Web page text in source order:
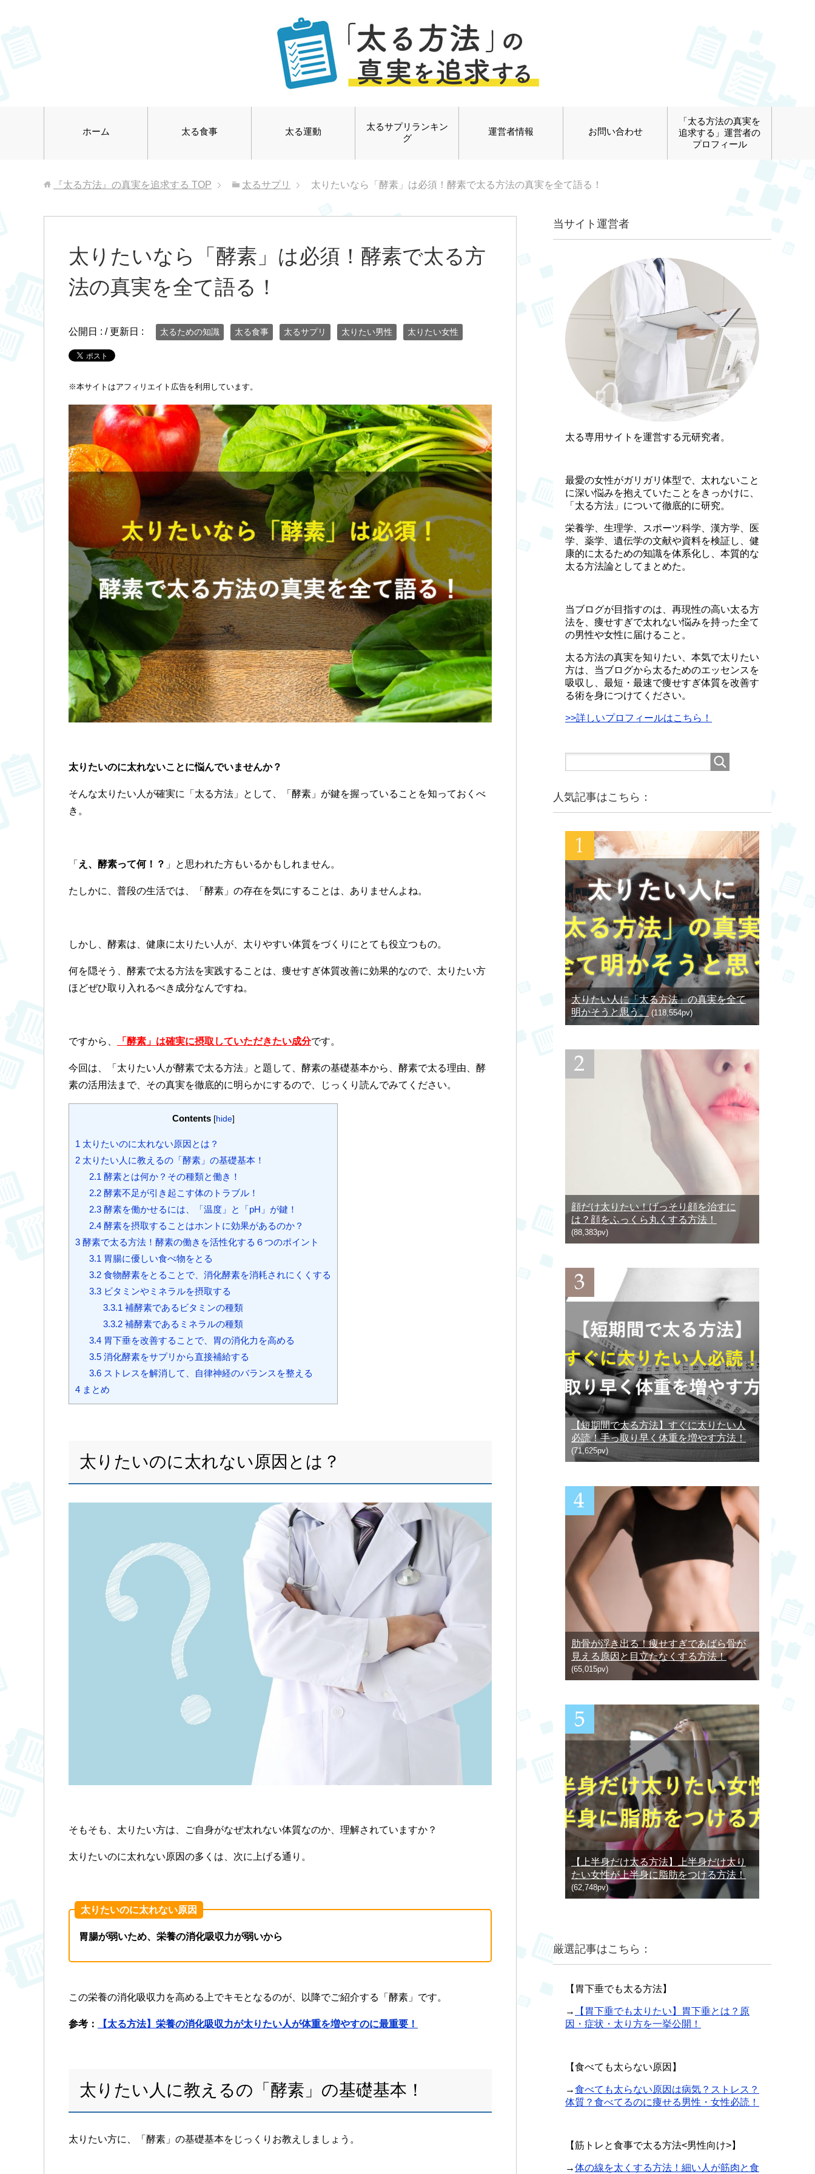
ホーム 太る食事 太る運動
太るサプリランキン
グ
運営者情報 お問い合わせ
「太る方法の真実を
追求する」運営者の
プロフィール
『太る方法』の真実を追求する TOP 太るサプリ 太りたいなら「酵素」は必須！酵素で太る方法の真実を全て語る！
太りたいなら「酵素」は必須！酵素で太る方
法の真実を全て語る！
公開日 : / 更新日 : 太るための知識 太る食事 太るサプリ 太りたい男性 太りたい女性
※本サイトはアフィリエイト広告を利用しています。
太りたいのに太れないことに悩んでいませんか？
そんな太りたい人が確実に「太る方法」として、「酵素」が鍵を握っている ことを知っておくべ
き。
「 え、酵素って何！？ 」と思われた方もいるかもしれません。
たしかに、普段の生活では、「酵素」の存在を気にすることは、ありませんよね。
しかし、酵素は、健康に太りたい人が、太りやすい体質をづくりにとても役立つもの。
何を隠そう、酵素で太る方法を実践することは、痩せすぎ体質改善に効果的なので、太りたい方
ほどぜひ取り入れるべき成分なんですね。
ですから、 「酵素」は確実に摂取していただきたい成分です。
今回は、「太りたい人が酵素で太る方法」と題して、酵素の基礎基本から、酵素で太る理由、酵
素の活用法まで、その真実を徹底的に明らかにするので、じっくり読んでみてください。
Contents [hide]
1 太りたいのに太れない原因とは？
2 太りたい人に教えるの「酵素」の基礎基本！
2.1 酵素とは何か？その種類と働き！
2.2酵素不足が引き起こす体のトラブル！
2.3酵素を働かせるには、「温度」と「pH」が鍵！
2.4酵素を摂取することはホントに効果があるのか？
3 酵素で太る方法！酵素の働きを活性化する６つのポイント
3.1 胃腸に優しい食べ物をとる
3.2食物酵素をとることで、消化酵素を消耗されにくくする
3.3ビタミンやミネラルを摂取する
3.3.1 補酵素であるビタミンの種類
3.3.2補酵素であるミネラルの種類
3.4胃下垂を改善することで、胃の消化力を高める
3.5消化酵素をサプリから直接補給する
3.6ストレスを解消して、自律神経のバランスを整える
4 まとめ
太りたいのに太れない原因とは？
そもそも、太りたい方は、ご自身がなぜ太れない体質なのか、理解されていますか？
太りたいのに太れない原因の多くは、次に上げる通り。
太りたいのに太れない原因
胃腸が弱いため、栄養の消化吸収力が弱いから
この栄養の消化吸収力を高める上でキモとなるのが、以降でご紹介する「酵素」です。
参考： 【太る方法】栄養の消化吸収力が太りたい人が体重を増やすのに最重要！
太りたい人に教えるの「酵素」の基礎基本！
太りたい方に、「酵素」の基礎基本をじっくりお教えしましょう。
当サイト運営者
太る専用サイトを運営する元研究者。
最愛の女性がガリガリ体型で、太れないこと
に深い悩みを抱えていたことをきっかけに、
「太る方法」について徹底的に研究。
栄養学、生理学、スポーツ科学、漢方学、医
学、薬学、遺伝学の文献や資料を検証し、健
康的に太るための知識を体系化し、本質的な
太る方法論としてまとめた。
当ブログが目指すのは、再現性の高い太る方
法を、痩せすぎで太れない悩みを持った全て
の男性や女性に届けること。
太る方法の真実を知りたい、本気で太りたい
方は、当ブログから太るためのエッセンスを
吸収し、最短・最速で痩せすぎ体質を改善す
る術を身につけてください。
>>詳しいプロフィールはこちら！
人気記事はこちら：
太りたい人に「太る方法」の真実を全て
明かそうと思う。 (118,554pv)
顔だけ太りたい！げっそり顔を治すに
は？顔をふっくら丸くする方法！
(88,383pv)
【短期間で太る方法】すぐに太りたい人
必読！手っ取り早く体重を増やす方法！
(71,625pv)
肋骨が浮き出る！痩せすぎであばら骨が
見える原因と目立たなくする方法！
(65,015pv)
【上半身だけ太る方法】上半身だけ太り
たい女性が上半身に脂肪をつける方法！
(62,748pv)
厳選記事はこちら：
【胃下垂でも太る方法】
→
【胃下垂でも太りたい】胃下垂とは？原
因・症状・太り方を一挙公開！
【食べても太らない原因】
→食べても太らない原因は病気？ストレス？
体質？食べてるのに痩せる男性・女性必読！
【筋トレと食事で太る方法<男性向け>】
→体の線を太くする方法！細い人が筋肉と食